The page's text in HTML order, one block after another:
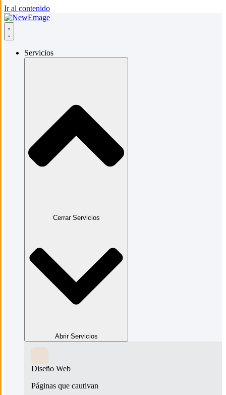
Ir al contenido
Servicios
Cerrar Servicios
Abrir Servicios
Diseño Web
Páginas que cautivan